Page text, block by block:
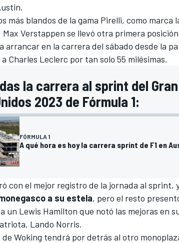
más blandos de la gama Pirelli, como
Max Verstappen se llevó otra primera
arrancar en la carrera del sábado desde la
Charles Leclerc por tan solo 55 milésimas.
la carrera al sprint del
2023 de Fórmula 1:
FÓRMULA 1
A qué hora es hoy la carrera sprint de F1 en
con el mejor registro de la jornada al sprint,
a su estela, pero el resto
un Lewis Hamilton que notó las mejoras en
Lando Norris.
Woking tendrá por detrás al otro